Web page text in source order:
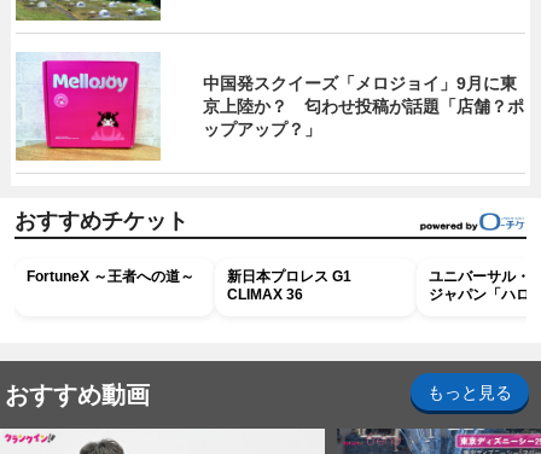
中国発スクイーズ「メロジョイ」9月に東
京上陸か？ 匂わせ投稿が話題「店舗？ポ
ップアップ？」
おすすめチケット
FortuneX ～王者への道～
新日本プロレス G1
CLIMAX 36
ユニバーサル・
ジャパン「ハロ
おすすめ動画 もっと見る